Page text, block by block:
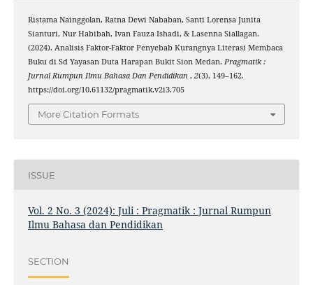
Ristama Nainggolan, Ratna Dewi Nababan, Santi Lorensa Junita
Sianturi, Nur Habibah, Ivan Fauza Ishadi, & Lasenna Siallagan.
(2024). Analisis Faktor-Faktor Penyebab Kurangnya Literasi Membaca
Buku di Sd Yayasan Duta Harapan Bukit Sion Medan. Pragmatik :
Jurnal Rumpun Ilmu Bahasa Dan Pendidikan , 2(3), 149–162.
https://doi.org/10.61132/pragmatik.v2i3.705
More Citation Formats
ISSUE
Vol. 2 No. 3 (2024): Juli : Pragmatik : Jurnal Rumpun
Ilmu Bahasa dan Pendidikan
SECTION